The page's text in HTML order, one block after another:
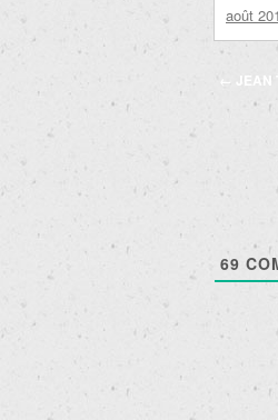
août
des
← JEAN
69